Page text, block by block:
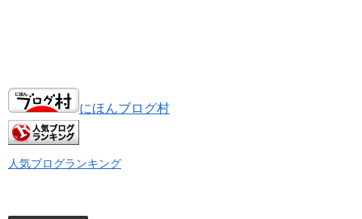
にほんブログ村
人気ブログランキング